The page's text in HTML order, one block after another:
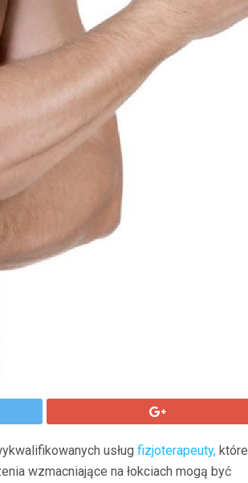
usług fizjoterapeuty, które
wzmacniające na łokciach mogą być